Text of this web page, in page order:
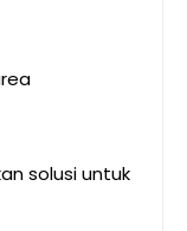
solusi untuk